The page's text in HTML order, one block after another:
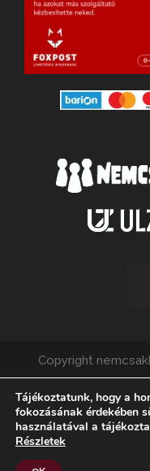
Copyright
webshopot
Tájékoztatunk, hogy a
fokozásának érdekében
használatával a
Részletek